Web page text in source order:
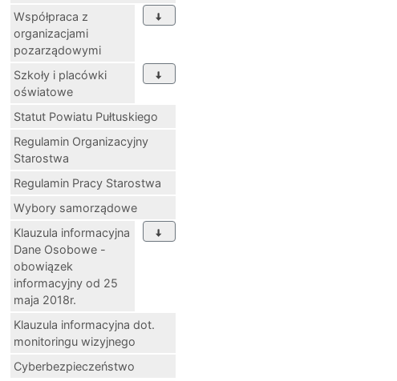
Współpraca z
organizacjami
pozarządowymi
Szkoły i placówki
oświatowe
Statut Powiatu Pułtuskiego
Regulamin Organizacyjny
Starostwa
Regulamin Pracy Starostwa
Wybory samorządowe
Klauzula informacyjna
Dane Osobowe -
obowiązek
informacyjny od 25
maja 2018r.
Klauzula informacyjna dot.
monitoringu wizyjnego
Cyberbezpieczeństwo